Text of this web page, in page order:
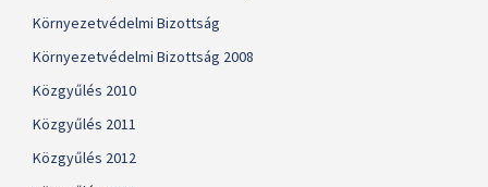
Környezetvédelmi Bizottság
Környezetvédelmi Bizottság 2008
Közgyűlés 2010
Közgyűlés 2011
Közgyűlés 2012